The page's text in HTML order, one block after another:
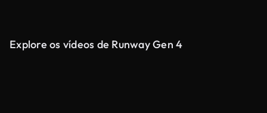
Explore os vídeos de Runway Gen 4